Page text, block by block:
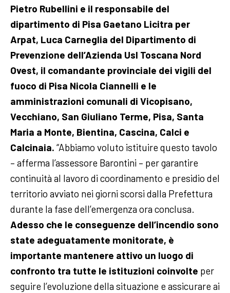
Pietro Rubellini e il responsabile del
dipartimento di Pisa Gaetano Licitra per
Arpat, Luca Carneglia del Dipartimento di
Prevenzione dell’Azienda Usl Toscana Nord
Ovest, il comandante provinciale dei vigili del
fuoco di Pisa Nicola Ciannelli e le
amministrazioni comunali di Vicopisano,
Vecchiano, San Giuliano Terme, Pisa, Santa
Maria a Monte, Bientina, Cascina, Calci e
Calcinaia. “Abbiamo voluto istituire questo tavolo
– afferma l’assessore Barontini – per garantire
continuità al lavoro di coordinamento e presidio del
territorio avviato nei giorni scorsi dalla Prefettura
durante la fase dell’emergenza ora conclusa.
Adesso che le conseguenze dell’incendio sono
state adeguatamente monitorate, è
importante mantenere attivo un luogo di
confronto tra tutte le istituzioni coinvolte per
seguire l’evoluzione della situazione e assicurare ai